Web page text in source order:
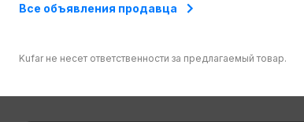
Все объявления продавца
Kufar не несет ответственности за предлагаемый товар.